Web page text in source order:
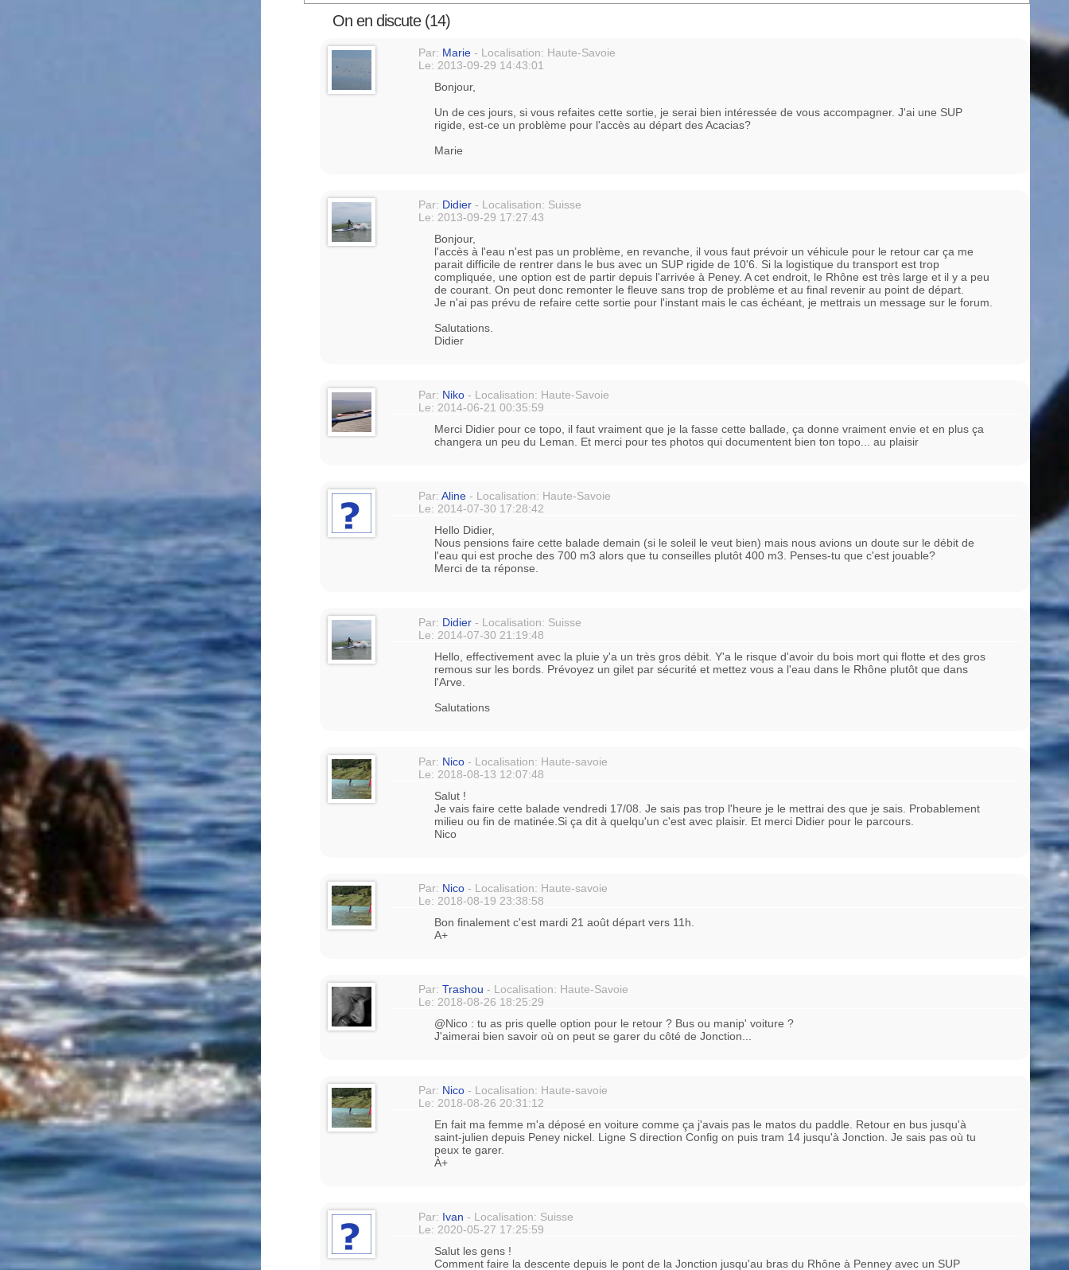
On en discute (14)
Par: Marie - Localisation: Haute-Savoie
Le: 2013-09-29 14:43:01
Bonjour,
Un de ces jours, si vous refaites cette sortie, je serai bien intéressée de vous accompagner. J'ai une SUP
rigide, est-ce un problème pour l'accès au départ des Acacias?
Marie
Par: Didier - Localisation: Suisse
Le: 2013-09-29 17:27:43
Bonjour,
l'accès à l'eau n'est pas un problème, en revanche, il vous faut prévoir un véhicule pour le retour car ça me
parait difficile de rentrer dans le bus avec un SUP rigide de 10'6. Si la logistique du transport est trop
compliquée, une option est de partir depuis l'arrivée à Peney. A cet endroit, le Rhône est très large et il y a peu
de courant. On peut donc remonter le fleuve sans trop de problème et au final revenir au point de départ.
Je n'ai pas prévu de refaire cette sortie pour l'instant mais le cas échéant, je mettrais un message sur le forum.
Salutations.
Didier
Par: Niko - Localisation: Haute-Savoie
Le: 2014-06-21 00:35:59
Merci Didier pour ce topo, il faut vraiment que je la fasse cette ballade, ça donne vraiment envie et en plus ça
changera un peu du Leman. Et merci pour tes photos qui documentent bien ton topo... au plaisir
Par:Aline - Localisation: Haute-Savoie
Le: 2014-07-30 17:28:42
Hello Didier,
Nous pensions faire cette balade demain (si le soleil le veut bien) mais nous avions un doute sur le débit de
l'eau qui est proche des 700 m3 alors que tu conseilles plutôt 400 m3. Penses-tu que c'est jouable?
Merci de ta réponse.
Par: Didier - Localisation: Suisse
Le: 2014-07-30 21:19:48
Hello, effectivement avec la pluie y'a un très gros débit. Y'a le risque d'avoir du bois mort qui flotte et des gros
remous sur les bords. Prévoyez un gilet par sécurité et mettez vous a l'eau dans le Rhône plutôt que dans
l'Arve.
Salutations
Par: Nico - Localisation: Haute-savoie
Le: 2018-08-13 12:07:48
Salut !
Je vais faire cette balade vendredi 17/08. Je sais pas trop l'heure je le mettrai des que je sais. Probablement
milieu ou fin de matinée.Si ça dit à quelqu'un c'est avec plaisir. Et merci Didier pour le parcours.
Nico
Par: Nico - Localisation: Haute-savoie
Le: 2018-08-19 23:38:58
Bon finalement c'est mardi 21 août départ vers 11h.
A+
Par:Trashou - Localisation: Haute-Savoie
Le: 2018-08-26 18:25:29
@Nico : tu as pris quelle option pour le retour ? Bus ou manip' voiture ?
J'aimerai bien savoir où on peut se garer du côté de Jonction...
Par: Nico - Localisation: Haute-savoie
Le: 2018-08-26 20:31:12
En fait ma femme m'a déposé en voiture comme ça j'avais pas le matos du paddle. Retour en bus jusqu'à
saint-julien depuis Peney nickel. Ligne S direction Config on puis tram 14 jusqu'à Jonction. Je sais pas où tu
peux te garer.
À+
Par: Ivan - Localisation: Suisse
Le: 2020-05-27 17:25:59
Salut les gens !
Comment faire la descente depuis le pont de la Jonction jusqu'au bras du Rhône à Penney avec un SUP